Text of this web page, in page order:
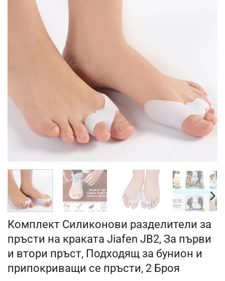
Комплект Силиконови разделители за
пръсти на краката Jiafen JB2, За първи
и втори пръст, Подходящ за бунион и
припокриващи се пръсти, 2 Броя